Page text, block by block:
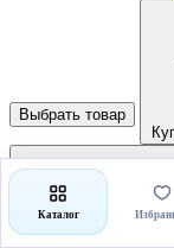
Выбрать товар
Каталог